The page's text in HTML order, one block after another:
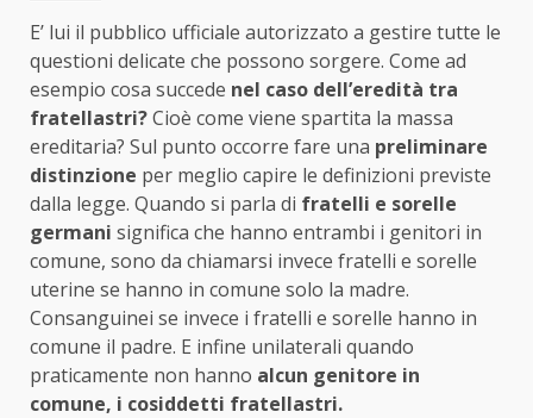
E’ lui il pubblico ufficiale autorizzato a gestire tutte le
questioni delicate che possono sorgere. Come ad
esempio cosa succede nel caso dell’eredità tra
fratellastri?Cioè come viene spartita la massa
ereditaria? Sul punto occorre fare una preliminare
distinzione per meglio capire le definizioni previste
dalla legge. Quando si parla di fratelli e sorelle
germani significa che hanno entrambi i genitori in
comune, sono da chiamarsi invece fratelli e sorelle
uterine se hanno in comune solo la madre.
Consanguinei se invece i fratelli e sorelle hanno in
comune il padre. E infine unilaterali quando
praticamente non hanno alcun genitore in
comune, i cosiddetti fratellastri.